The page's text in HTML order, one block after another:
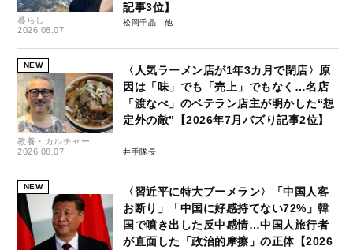
暮らし
2026.08.07
記事3位】
松岡千晶
NEW
教養・カルチャー
2026.08.07
〈人気ラーメン店が1年3カ月で閉店〉原
因は「味」でも「売上」でもなく…名店
「渡なべ」のベテラン店主が明かした“想
定外の敵”【2026年7月バズり記事2位】
井手隊長
NEW
〈習近平に特大ブーメラン〉「中国人客
お断り」「中国に好感持てない72%」韓
国で噴き出した反中感情…中国人旅行者
が直面した「政治的摩擦」の正体【2026